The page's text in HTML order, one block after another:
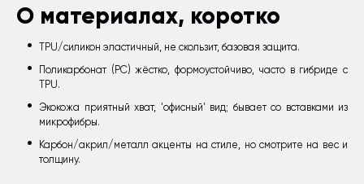
О материалах, коротко
TPU/силикон эластичный, не скользит, базовая защита.
Поликарбонат (PC) жёстко, формоустойчиво, часто в гибриде с
TPU.
Экокожа приятный хват, 'офисный' вид; бывает со вставками из
микрофибры.
Карбон/акрил/металл акценты на стиле, но смотрите на вес и
толщину.